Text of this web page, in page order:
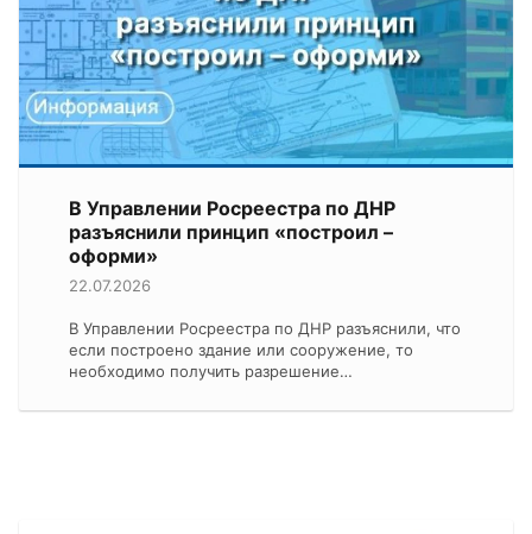
В Управлении Росреестра по ДНР
разъяснили принцип «построил –
оформи»
22.07.2026
В Управлении Росреестра по ДНР разъяснили, что
если построено здание или сооружение, то
необходимо получить разрешение…